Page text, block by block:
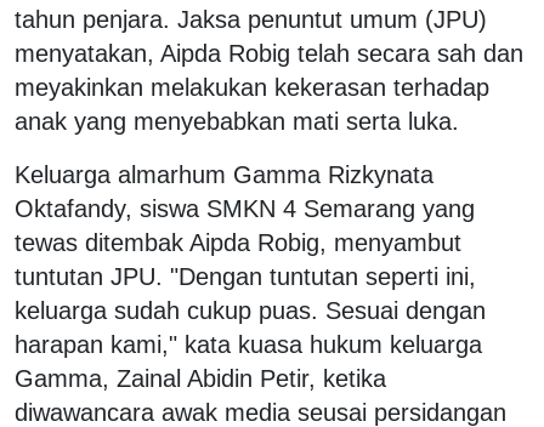
tahun penjara. Jaksa penuntut umum (JPU)
menyatakan, Aipda Robig telah secara sah dan
meyakinkan melakukan kekerasan terhadap
anak yang menyebabkan mati serta luka.
Keluarga almarhum Gamma Rizkynata
Oktafandy, siswa SMKN 4 Semarang yang
tewas ditembak Aipda Robig, menyambut
tuntutan JPU. "Dengan tuntutan seperti ini,
keluarga sudah cukup puas. Sesuai dengan
harapan kami," kata kuasa hukum keluarga
Gamma, Zainal Abidin Petir, ketika
diwawancara awak media seusai persidangan